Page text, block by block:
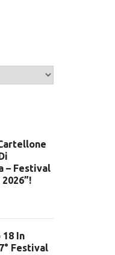
– Festival
In
Festival